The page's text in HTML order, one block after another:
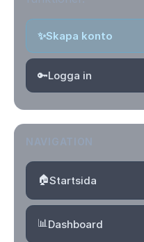
✨Skapa konto
🔑Logga in
🏠Startsida
📊Dashboard